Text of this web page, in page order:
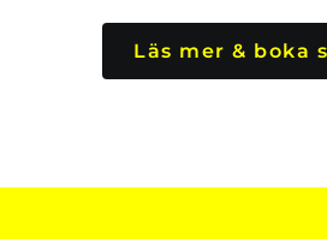
Läs mer & boka